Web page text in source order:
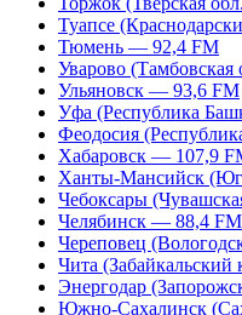
Туапсе
Тюмень — 92,4 FM
Уварово
Ульяновск — 93,6 FM
Уфа (Республика
Феодосия
Хабаровск — 107,9
Ханты-Мансийск
Чебоксары
Челябинск — 88,4 FM
Череповец
Чита
Энергодар
Южно-Сахалинск